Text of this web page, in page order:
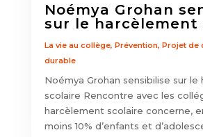
Noémya Grohan
sur le harcèlement
La vie au collège, Prévention, Projet de
durable
Noémya Grohan sensibilise sur
scolaire Rencontre avec les
harcèlement scolaire concerne,
moins 10% d’enfants et